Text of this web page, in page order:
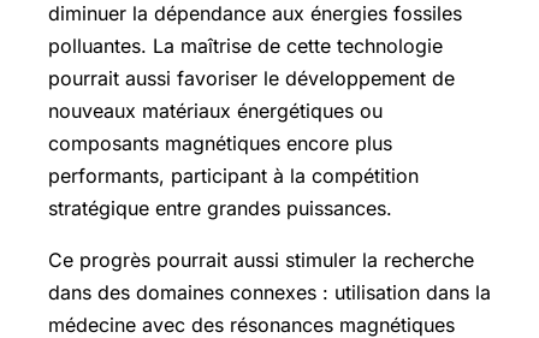
diminuer la dépendance aux énergies fossiles
polluantes. La maîtrise de cette technologie
pourrait aussi favoriser le développement de
nouveaux matériaux énergétiques ou
composants magnétiques encore plus
performants, participant à la compétition
stratégique entre grandes puissances.
Ce progrès pourrait aussi stimuler la recherche
dans des domaines connexes : utilisation dans la
médecine avec des résonances magnétiques